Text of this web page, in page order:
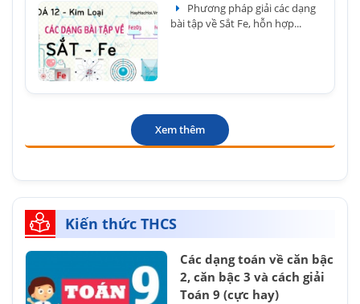
Phương pháp giải các dạng
bài tập về Sắt Fe, hỗn hợp...
Xem thêm
Kiến thức THCS
Các dạng toán về căn bậc
2, căn bậc 3 và cách giải
Toán 9 (cực hay)